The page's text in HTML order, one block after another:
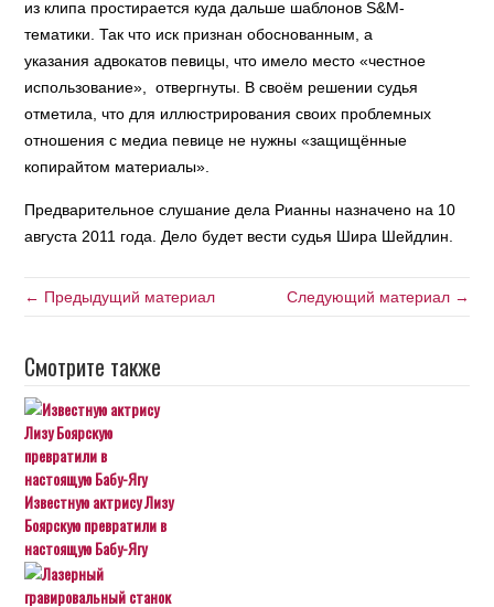
из клипа простирается куда дальше шаблонов S&M-
тематики. Так что иск признан обоснованным, а
указания адвокатов певицы, что имело место «честное
использование», отвергнуты. В своём решении судья
отметила, что для иллюстрирования своих проблемных
отношения с медиа певице не нужны «защищённые
копирайтом материалы».
Предварительное слушание дела Рианны назначено на 10
августа 2011 года. Дело будет вести судья Шира Шейдлин.
← Предыдущий материал Следующий материал →
Смотрите также
Известную актрису Лизу
Боярскую превратили в
настоящую Бабу-Ягу